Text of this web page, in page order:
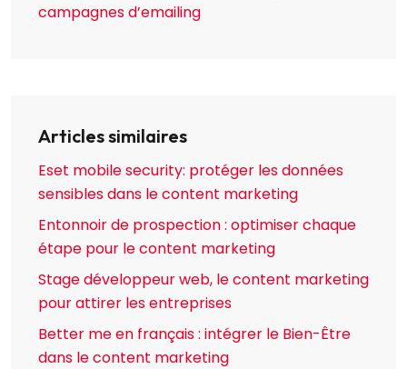
campagnes d’emailing
Articles similaires
Eset mobile security: protéger les données
sensibles dans le content marketing
Entonnoir de prospection : optimiser chaque
étape pour le content marketing
Stage développeur web, le content marketing
pour attirer les entreprises
Better me en français : intégrer le Bien-Être
dans le content marketing